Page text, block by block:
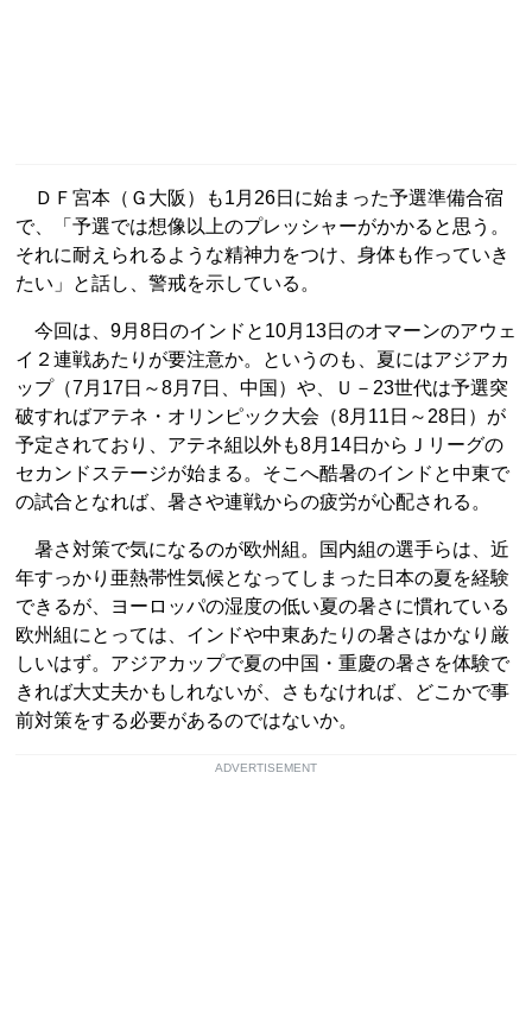
ＤＦ宮本（Ｇ大阪）も1月26日に始まった予選準備合宿
で、「予選では想像以上のプレッシャーがかかると思う。
それに耐えられるような精神力をつけ、身体も作っていき
たい」と話し、警戒を示している。
今回は、9月8日のインドと10月13日のオマーンのアウェ
イ２連戦あたりが要注意か。というのも、夏にはアジアカ
ップ（7月17日～8月7日、中国）や、Ｕ－23世代は予選突
破すればアテネ・オリンピック大会（8月11日～28日）が
予定されており、アテネ組以外も8月14日からＪリーグの
セカンドステージが始まる。そこへ酷暑のインドと中東で
の試合となれば、暑さや連戦からの疲労が心配される。
暑さ対策で気になるのが欧州組。国内組の選手らは、近
年すっかり亜熱帯性気候となってしまった日本の夏を経験
できるが、ヨーロッパの湿度の低い夏の暑さに慣れている
欧州組にとっては、インドや中東あたりの暑さはかなり厳
しいはず。アジアカップで夏の中国・重慶の暑さを体験で
きれば大丈夫かもしれないが、さもなければ、どこかで事
前対策をする必要があるのではないか。
ADVERTISEMENT